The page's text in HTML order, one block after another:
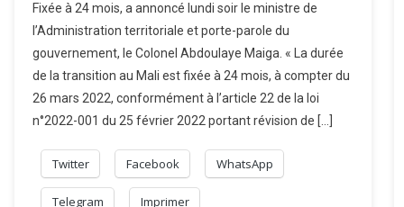
Fixée à 24 mois, a annoncé lundi soir le ministre de
l’Administration territoriale et porte-parole du
gouvernement, le Colonel Abdoulaye Maiga. « La durée
de la transition au Mali est fixée à 24 mois, à compter du
26 mars 2022, conformément à l’article 22 de la loi
n°2022-001 du 25 février 2022 portant révision de […]
Twitter Facebook WhatsApp
Telegram Imprimer